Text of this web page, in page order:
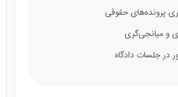
پرونده‌های حقوقی
و میانجی‌گری
در جلسات دادگاه